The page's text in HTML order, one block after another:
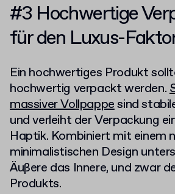
#3 Hochwertige
für den Luxus-
Ein hochwertiges Produkt
hochwertig verpackt werden.
massiver Vollpappesind
und verleiht der Verpackung
Haptik. Kombiniert mit einem
minimalistischen Design
Äußere das Innere, und zwar
Produkts.